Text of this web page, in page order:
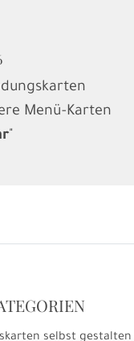
Menü-Karten
selbst gestalten